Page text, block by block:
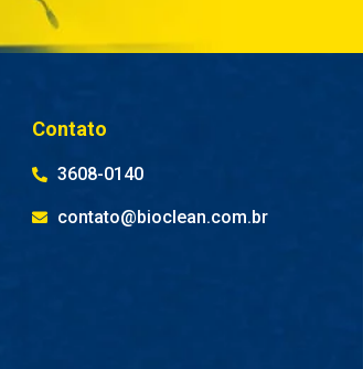
Contato
3608-0140
contato@bioclean.com.br